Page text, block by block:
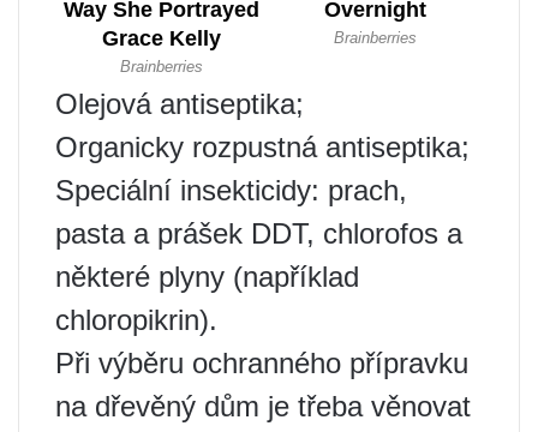
Olejová antiseptika;
Organicky rozpustná antiseptika;
Speciální insekticidy: prach,
pasta a prášek DDT, chlorofos a
některé plyny (například
chloropikrin).
Při výběru ochranného přípravku
na dřevěný dům je třeba věnovat